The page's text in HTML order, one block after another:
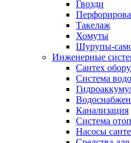
Гвозди
Такелаж
Хомуты
Шурупы-
Инженерные
Сантех
Система
Канализация
Система
Насосы